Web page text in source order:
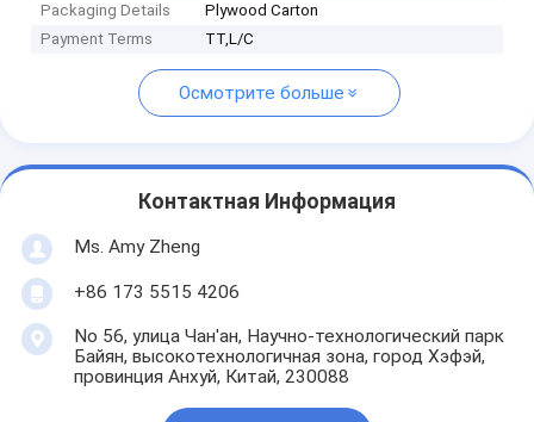
Packaging Details
Plywood Carton
Payment Terms
TT,L/C
Осмотрите больше
Контактная Информация
Ms. Amy Zheng
+86 173 5515 4206
No 56, улица Чан'ан, Научно-технологический парк
Байян, высокотехнологичная зона, город Хэфэй,
провинция Анхуй, Китай, 230088